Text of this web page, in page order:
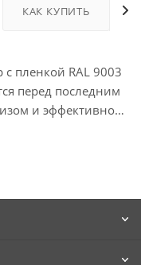
КАК КУПИТЬ
пленкой RAL 9003
перед последним
и эффективно